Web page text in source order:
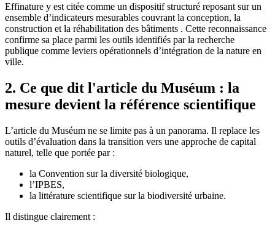
Effinature y est citée comme un dispositif structuré reposant sur un
ensemble d’indicateurs mesurables couvrant la conception, la
construction et la réhabilitation des bâtiments . Cette reconnaissance
confirme sa place parmi les outils identifiés par la recherche
publique comme leviers opérationnels d’intégration de la nature en
ville.
2. Ce que dit l'article du Muséum : la
mesure devient la référence scientifique
L’article du Muséum ne se limite pas à un panorama. Il replace les
outils d’évaluation dans la transition vers une approche de capital
naturel, telle que portée par :
la Convention sur la diversité biologique,
l’IPBES,
la littérature scientifique sur la biodiversité urbaine.
Il distingue clairement :